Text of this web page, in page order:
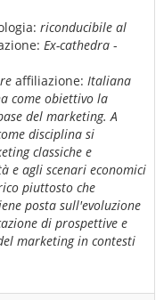
riconducibile al
Ex-cathedra -
affiliazione: Italiana
come obiettivo la
del marketing. A
disciplina si
classiche e
e agli scenari economici
piuttosto che
posta sull'evoluzione
di prospettive e
marketing in contesti